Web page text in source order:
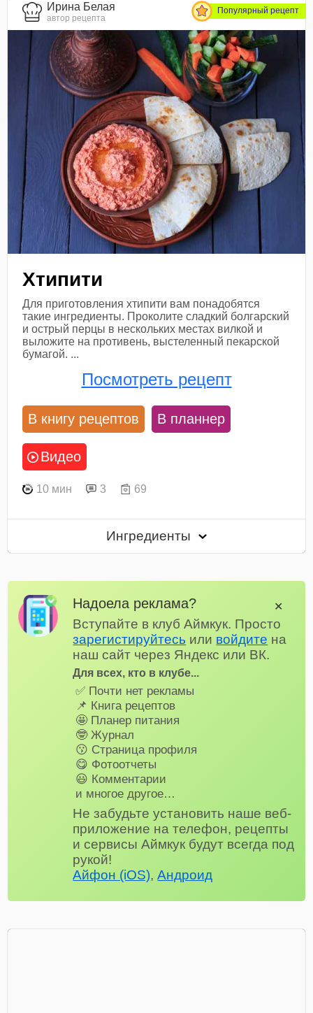
Ирина Белая
автор рецепта
Популярный рецепт
Хтипити
Для приготовления хтипити вам понадобятся
такие ингредиенты. Проколите сладкий болгарский
и острый перцы в нескольких местах вилкой и
выложите на противень, выстеленный пекарской
бумагой. ...
Посмотреть рецепт
В книгу рецептов В планнер
Видео
10 мин 3 69
Ингредиенты
Надоела реклама?
Вступайте в клуб Аймкук. Просто
зарегистируйтесь или войдите на
наш сайт через Яндекс или ВК.
Для всех, кто в клубе...
✅ Почти нет рекламы
📌 Книга рецептов
🤩 Планер питания
🤓 Журнал
😗 Страница профиля
😋 Фотоотчеты
😃 Комментарии
и многое другое…
Не забудьте установить наше веб-
приложение на телефон, рецепты
и сервисы Аймкук будут всегда под
рукой!
Айфон (iOS),Андроид
✕